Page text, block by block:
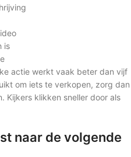
is
actie werkt vaak beter dan vijf
om iets te verkopen, zorg dan
Kijkers klikken sneller door als
naar de volgende